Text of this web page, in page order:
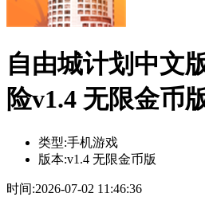
自由城计划中文
险v1.4 无限金币
类型:手机游戏
版本:v1.4 无限金币版
时间:2026-07-02 11:46:36